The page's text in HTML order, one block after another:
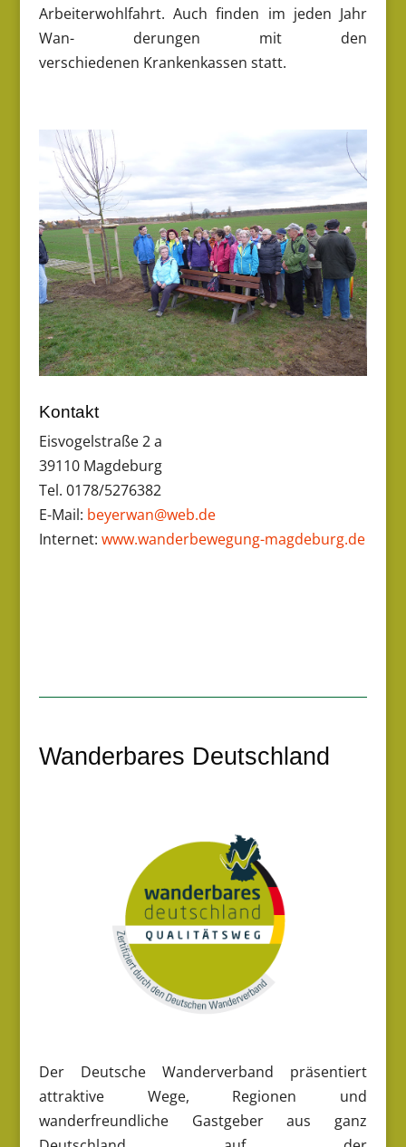
Arbeiterwohlfahrt. Auch finden im jeden Jahr
Wan- derungen mit den
verschiedenen Krankenkassen statt.
Kontakt
Eisvogelstraße 2 a
39110 Magdeburg
Tel. 0178/5276382
E-Mail: beyerwan@web.de
Internet: www.wanderbewegung-magdeburg.de
Wanderbares Deutschland
Der Deutsche Wanderverband präsentiert
attraktive Wege, Regionen und
wanderfreundliche Gastgeber aus ganz